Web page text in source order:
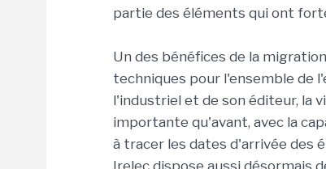
partie des éléments qui ont
Un des bénéfices de la
techniques pour l'ensemble de
l'industriel et de son éditeur, la
importante qu'avant, avec la
à tracer les dates d'arrivée des
Irelec dispose aussi désormais